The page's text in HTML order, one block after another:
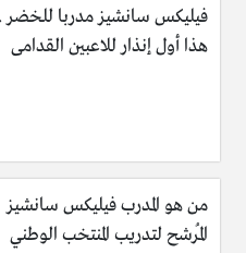
فيليكس سانشيز مدربا للخضر
هذا أول إنذار للاعبين القدامى
من هو المدرب فيليكس سانشيز
المُرشح لتدريب المنتخب الوطني